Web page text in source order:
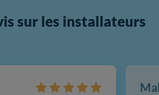
sur les installateurs